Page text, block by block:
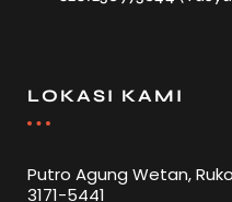
LOKASI KAMI
Putro Agung Wetan,
3171-5441